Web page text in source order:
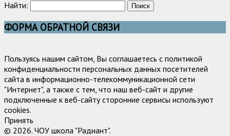
Найти:
ФОРМА ОБРАТНОЙ СВЯЗИ
Пользуясь нашим сайтом, Вы соглашаетесь с политикой
конфиденциальности персональных данных посетителей
сайта в информационно-телекоммуникационной сети
"Интернет", а также с тем, что наш веб-сайт и другие
подключенные к веб-сайту сторонние сервисы используют
cookies.
Принять
© 2026. ЧОУ школа "Радиант".